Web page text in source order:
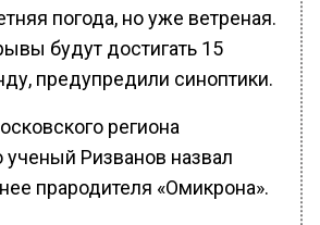
погода, но уже ветреная.
будут достигать 15
предупредили синоптики.
региона
ученый Ризванов назвал
прародителя «Омикрона».